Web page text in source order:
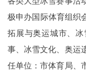
极申办国际体育组织
拓展与奥运城市、
事、冰雪文化、奥运
任单位：市体育局、